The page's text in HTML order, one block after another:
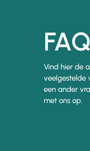
FAQ
Vind hier de
veelgestelde
een ander
met ons op.